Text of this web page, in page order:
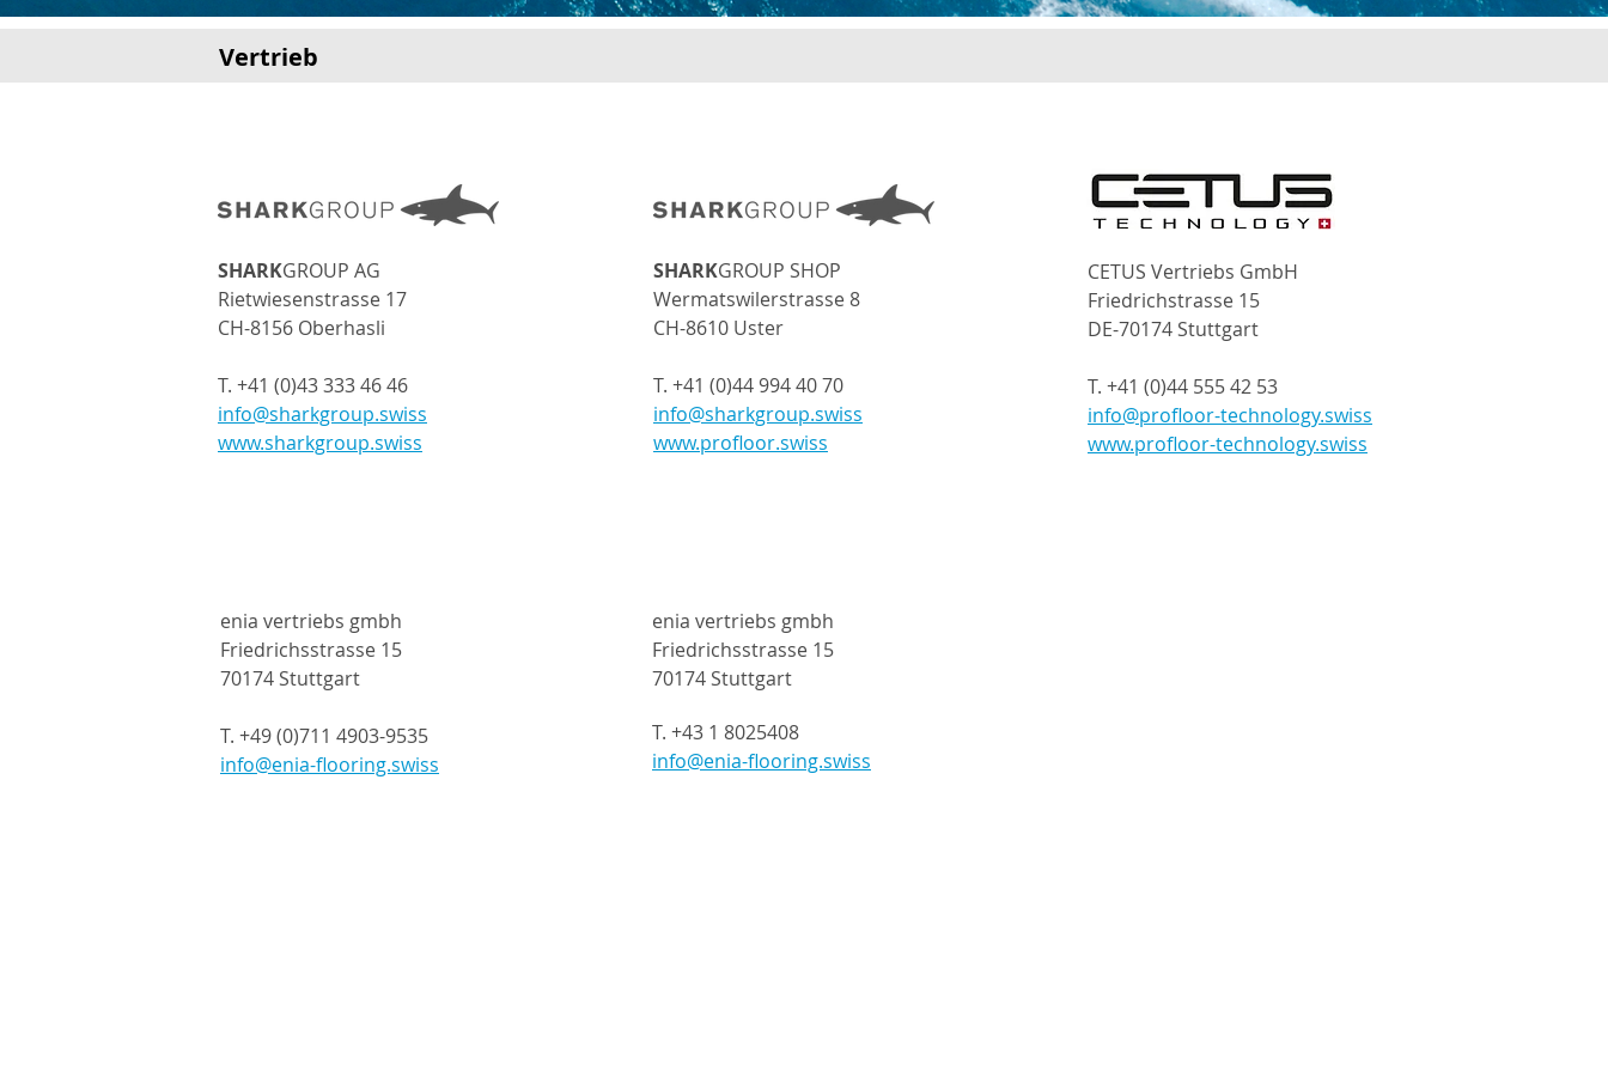
Vertrieb
SHARKGROUP AG
Rietwiesenstrasse 17
CH-8156 Oberhasli
T. +41 (0)43 333 46 46
info@sharkgroup.swiss
www.sharkgroup.swiss
enia vertriebs gmbh
Friedrichsstrasse 15
70174 Stuttgart
T. +49 (0)711 4903-9535
info@enia-flooring.swiss
SHARKGROUP SHOP
Wermatswilerstrasse 8
CH-8610 Uster
T. +41 (0)44 994 40 70
info@sharkgroup.swiss
www.profloor.swiss
enia vertriebs gmbh
Friedrichsstrasse 15
70174 Stuttgart
T. +43 1 8025408
info@enia-flooring.swiss
CETUS Vertriebs GmbH
Friedrichstrasse 15
DE-70174 Stuttgart
T. +41 (0)44 555 42 53
info@profloor-technology.swiss
www.profloor-technology.swiss